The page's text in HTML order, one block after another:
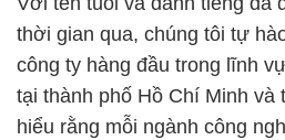
thời gian qua, chúng tôi tự
công ty hàng đầu trong lĩnh
tại thành phố Hồ Chí Minh và
hiểu rằng mỗi ngành công